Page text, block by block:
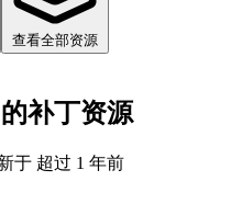
查看全部资源
补丁资源
于 超过 1 年前